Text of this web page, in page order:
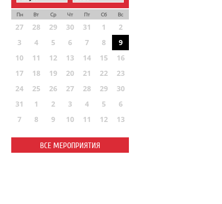
Пн Вт Ср Чт Пт Сб Вс
27 28 29 30 31 1
2
3
4 5 6 7 8
9
10
11 12 13 14 15
16
17
18 19 20 21 22
23
24
25 26 27 28 29
30
31
1 2 3 4 5
6
7
8 9 10 11 12 13
ВСЕ МЕРОПРИЯТИЯ